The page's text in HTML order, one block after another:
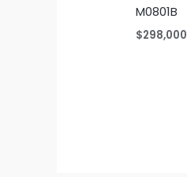
M0801B
$298,000